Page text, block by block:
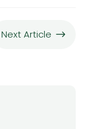
Next Article $